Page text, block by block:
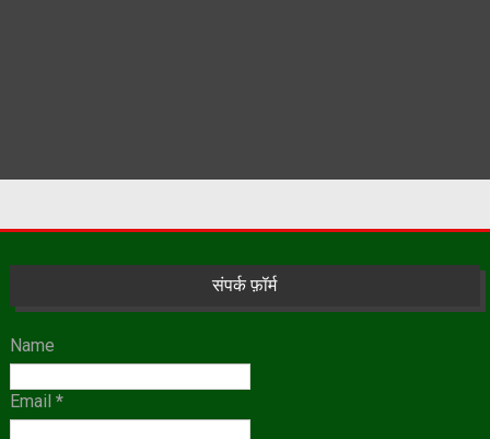
संपर्क फ़ॉर्म
Name
Email *